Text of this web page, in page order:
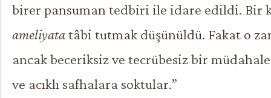
birer pansuman tedbiri ile idare edildi. Bir
ameliyatatâbi tutmak düşünüldü. Fakat o
ancak beceriksiz ve tecrübesiz bir
ve acıklı safhalara soktular.”